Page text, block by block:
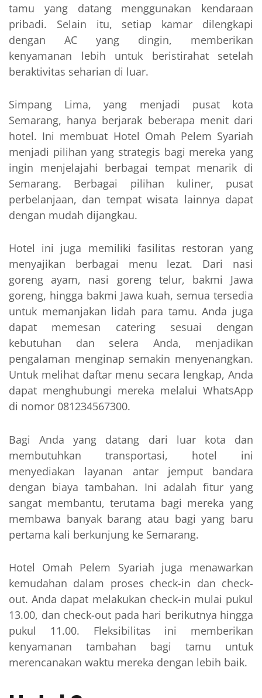
tamu yang datang menggunakan kendaraan
pribadi. Selain itu, setiap kamar dilengkapi
dengan AC yang dingin, memberikan
kenyamanan lebih untuk beristirahat setelah
beraktivitas seharian di luar.
Simpang Lima, yang menjadi pusat kota
Semarang, hanya berjarak beberapa menit dari
hotel. Ini membuat Hotel Omah Pelem Syariah
menjadi pilihan yang strategis bagi mereka yang
ingin menjelajahi berbagai tempat menarik di
Semarang. Berbagai pilihan kuliner, pusat
perbelanjaan, dan tempat wisata lainnya dapat
dengan mudah dijangkau.
Hotel ini juga memiliki fasilitas restoran yang
menyajikan berbagai menu lezat. Dari nasi
goreng ayam, nasi goreng telur, bakmi Jawa
goreng, hingga bakmi Jawa kuah, semua tersedia
untuk memanjakan lidah para tamu. Anda juga
dapat memesan catering sesuai dengan
kebutuhan dan selera Anda, menjadikan
pengalaman menginap semakin menyenangkan.
Untuk melihat daftar menu secara lengkap, Anda
dapat menghubungi mereka melalui WhatsApp
di nomor 081234567300.
Bagi Anda yang datang dari luar kota dan
membutuhkan transportasi, hotel ini
menyediakan layanan antar jemput bandara
dengan biaya tambahan. Ini adalah fitur yang
sangat membantu, terutama bagi mereka yang
membawa banyak barang atau bagi yang baru
pertama kali berkunjung ke Semarang.
Hotel Omah Pelem Syariah juga menawarkan
kemudahan dalam proses check-in dan check-
out. Anda dapat melakukan check-in mulai pukul
13.00, dan check-out pada hari berikutnya hingga
pukul 11.00. Fleksibilitas ini memberikan
kenyamanan tambahan bagi tamu untuk
merencanakan waktu mereka dengan lebih baik.